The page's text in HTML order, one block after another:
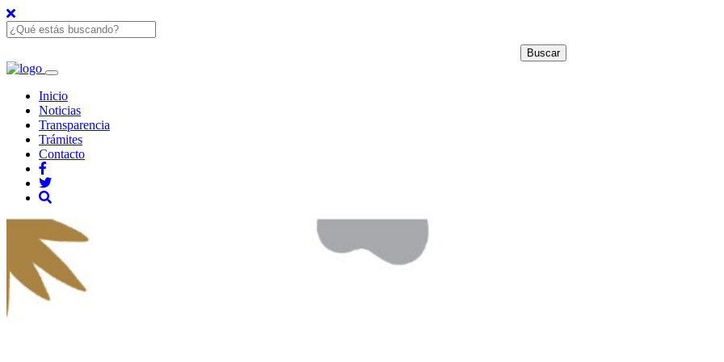
Inicio
Noticias
Transparencia
Trámites
Contacto